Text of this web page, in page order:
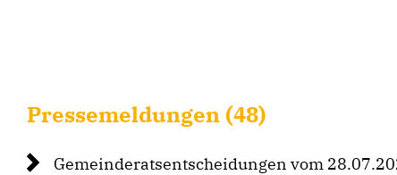
Pressemeldungen (48)
Gemeinderatsentscheidungen vom